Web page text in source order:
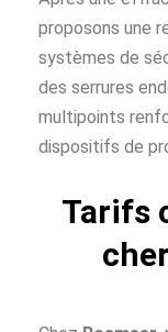
proposons une
systèmes de
des serrures
multipoints
dispositifs de
Tarifs